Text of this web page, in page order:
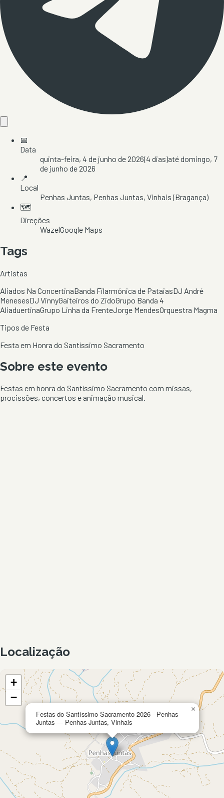
📅
Data
quinta-feira, 4 de junho de 2026(4 dias)atédomingo, 7
de junho de 2026
📍
Local
Penhas Juntas, Penhas Juntas, Vinhais(Bragança)
🗺️
Direções
Waze|Google Maps
Tags
Artistas
Aliados Na ConcertinaBanda Filarmónica de PataiasDJ André
MenesesDJ VinnyGaiteiros do ZidoGrupo Banda 4
AliaduertinaGrupo Linha da FrenteJorge MendesOrquestra Magma
Tipos de Festa
Festa em Honra do Santíssimo Sacramento
Sobre este evento
Festas em honra do Santíssimo Sacramento com missas,
procissões, concertos e animação musical.
Localização
Festas do Santíssimo Sacramento 2026 - Penhas
Juntas — Penhas Juntas, Vinhais
×
+
−